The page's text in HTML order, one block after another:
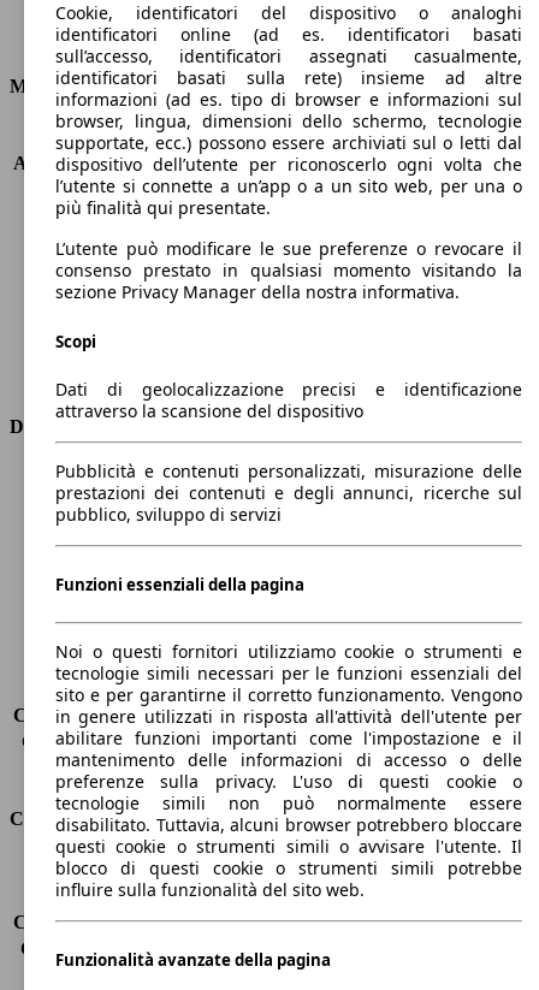
Consumi
Motore e Prestazioni
KW (PS)
92 kW (125 PS)
Accelerazione (0-100 km/h)
11.1s
Velocità massima (km/h)
195 km/h
Numero di marce
8
Coppia
170 nm
Cilindrata
998 ccm
Carburante
Benzina
Trasmissione
Dimensioni
Lunghezza
4380 mm
Altezza
1450 mm
Larghezza
Peso massimo
1905 kg
Sedili
5
Carico sul tetto
-
Capacità di traino (senza freni) -
Capacità di traino (con freni)
-
Volume del bagagliaio
1354 l
Consumi
Emissioni di CO2*
126 g/km (komb.)
Consumo (urbano)
7.1 l/100km
Consumo (extra-urbano) 4.7 l/100km
Consumo (combinato)*
5.6 l/100km
Cookie, identificatori del dispositivo o analoghi
identificatori online (ad es. identificatori basati
sull’accesso, identificatori assegnati casualmente,
identificatori basati sulla rete) insieme ad altre
informazioni (ad es. tipo di browser e informazioni sul
browser, lingua, dimensioni dello schermo, tecnologie
supportate, ecc.) possono essere archiviati sul o letti dal
dispositivo dell’utente per riconoscerlo ogni volta che
l’utente si connette a un’app o a un sito web, per una o
più finalità qui presentate.
L’utente può modificare le sue preferenze o revocare il
consenso prestato in qualsiasi momento visitando la
sezione Privacy Manager della nostra informativa.
Scopi
Dati di geolocalizzazione precisi e identificazione
attraverso la scansione del dispositivo
Pubblicità e contenuti personalizzati, misurazione delle
prestazioni dei contenuti e degli annunci, ricerche sul
pubblico, sviluppo di servizi
Funzioni essenziali della pagina
Noi o questi fornitori utilizziamo cookie o strumenti e
tecnologie simili necessari per le funzioni essenziali del
sito e per garantirne il corretto funzionamento. Vengono
in genere utilizzati in risposta all'attività dell'utente per
abilitare funzioni importanti come l'impostazione e il
mantenimento delle informazioni di accesso o delle
preferenze sulla privacy. L'uso di questi cookie o
tecnologie simili non può normalmente essere
disabilitato. Tuttavia, alcuni browser potrebbero bloccare
questi cookie o strumenti simili o avvisare l'utente. Il
blocco di questi cookie o strumenti simili potrebbe
influire sulla funzionalità del sito web.
Funzionalità avanzate della pagina